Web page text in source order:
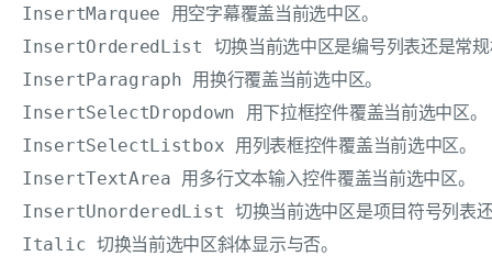
InsertMarquee 用空字幕覆盖当前选中区。
InsertOrderedList 切换当前选中区是编号列表还是常
InsertParagraph 用换行覆盖当前选中区。
InsertSelectDropdown 用下拉框控件覆盖当前选中区
InsertSelectListbox 用列表框控件覆盖当前选中区。
InsertTextArea 用多行文本输入控件覆盖当前选中区。
InsertUnorderedList 切换当前选中区是项目符号列表
Italic 切换当前选中区斜体显示与否。